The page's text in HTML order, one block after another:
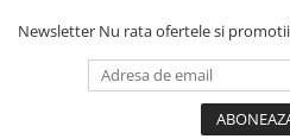
Newsletter Nu rata ofertele si